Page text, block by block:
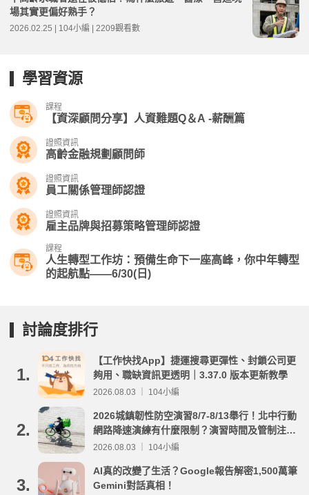
場其實更偏好熟手？
2026.02.25 | 104小編 | 2209觀看數
學習資源
課程
【資深顧問分享】人資難題Q＆A -薪酬篇
證照資訊
高齡金融規劃顧問師
證照資訊
員工關係管理師認證
證照資訊
雇主品牌與招募策略管理師認證
課程
人生轉型工作坊：預備生命下一座高峰，你中年轉型
的起航點——6/30(日)
討論度排行
1.
【工作快找App】捷運搜尋更彈性、封鎖公司更
夠用、職缺資訊更透明｜3.37.0 版本更新教學
2026.08.03 ｜ 104小編
2.
2026城鎮韌性防空演習8/7-8/13舉行！北中行動
網路降速演練有什麼限制？演習時間及管制注意
事項整理
2026.08.03 ｜ 104小編
3.
AI真的改變了生活？Google報告解密1,500萬筆
Gemini對話真相！